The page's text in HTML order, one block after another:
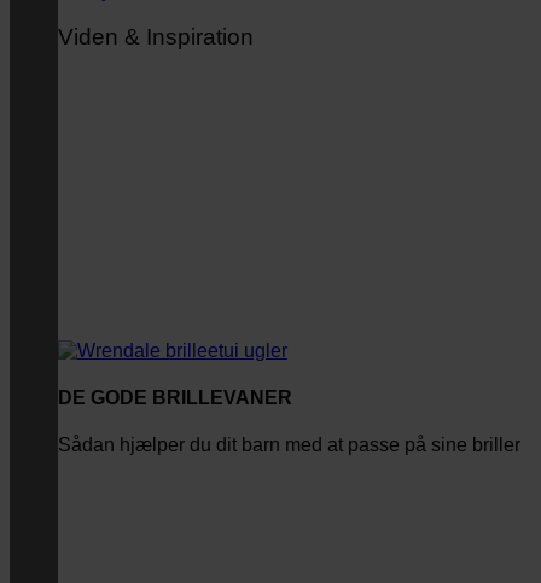
Viden & Inspiration
DE GODE BRILLEVANER
Sådan hjælper du dit barn med at passe på sine briller